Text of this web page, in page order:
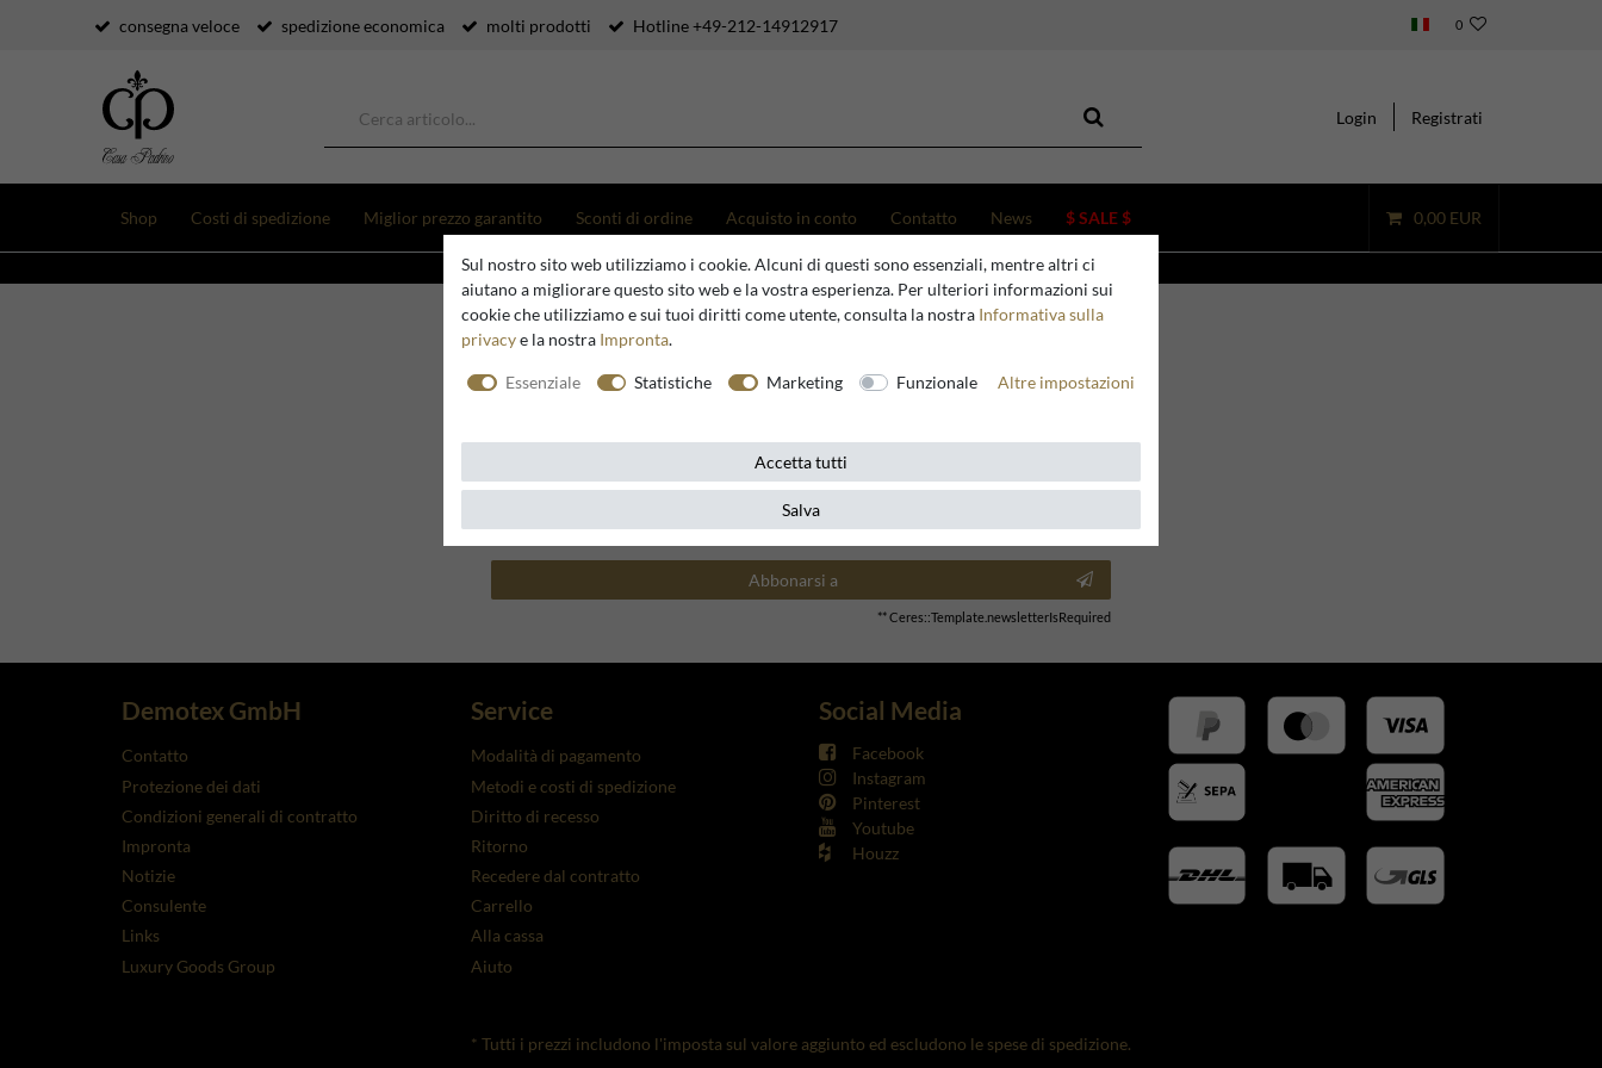
consegna veloce spedizione economica molti prodotti Hotline +49-212-14912917 0
Login Registrati
Shop Costi di spedizione Miglior prezzo garantito Sconti di ordine Acquisto in conto Contatto News $ SALE $ 0,00 EUR
Newsletter
Ricevi tendenze, offerte e buoni sconto via e-mail! Disdire l'abbonamento in
qualsiasi momento.
E-MAIL **
Informativa sulla privacy
Abbonarsi a
** Ceres::Template.newsletterIsRequired
Demotex GmbH
Contatto
Protezione dei dati
Condizioni generali di contratto
Impronta
Notizie
Consulente
Links
Luxury Goods Group
Service
Modalità di pagamento
Metodi e costi di spedizione
Diritto di recesso
Ritorno
Recedere dal contratto
Carrello
Alla cassa
Aiuto
Social Media
Facebook
Instagram
Pinterest
Youtube
Houzz
* Tutti i prezzi includono l'imposta sul valore aggiunto ed escludono le spese di spedizione.
Sul nostro sito web utilizziamo i cookie. Alcuni di questi sono essenziali, mentre altri ci
aiutano a migliorare questo sito web e la vostra esperienza. Per ulteriori informazioni sui
cookie che utilizziamo e sui tuoi diritti come utente, consulta la nostra Informativa sulla
privacye la nostra Impronta.
Essenziale Statistiche Marketing Funzionale Altre impostazioni
Accetta tutti
Salva